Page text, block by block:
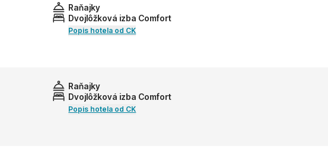
Raňajky
Dvojlôžková izba Comfort
Popis hotela od CK
Raňajky
Dvojlôžková izba Comfort
Popis hotela od CK